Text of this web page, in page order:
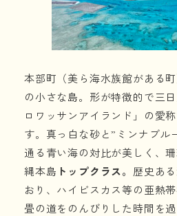
本部町（美ら海水族館がある
の小さな島。形が特徴的で三
ロワッサンアイランド」の愛
す。真っ白な砂と”ミンナブル
通る青い海の対比が美しく、
縄本島 トップクラス。 歴史あ
おり、ハイビスカス等の亜熱
畳の道をのんびりした時間を